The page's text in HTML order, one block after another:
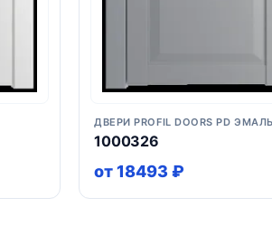
ДВЕРИ PROFIL DOORS PD
1000326
от 18493 ₽